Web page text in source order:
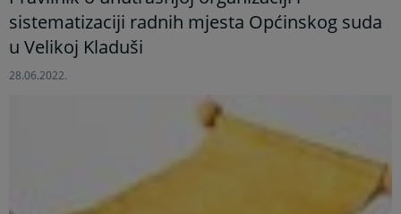
sistematizaciji radnih mjesta Općinskog suda
u Velikoj Kladuši
28.06.2022.